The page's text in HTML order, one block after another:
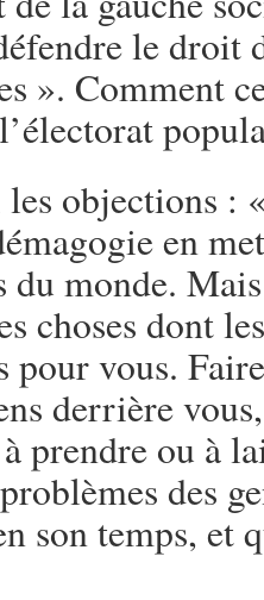
le
». Comment
les objections :
en
du monde.
choses dont
pour vous.
derrière
prendre ou à
des
son temps, et